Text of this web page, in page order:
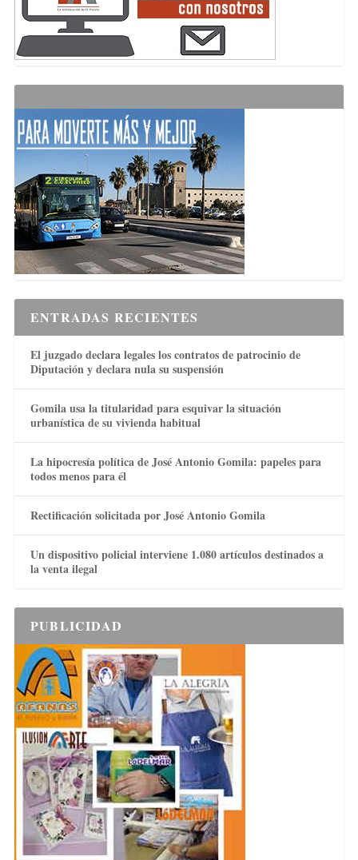
ENTRADAS RECIENTES
El juzgado declara legales los contratos de patrocinio de
Diputación y declara nula su suspensión
Gomila usa la titularidad para esquivar la situación
urbanística de su vivienda habitual
La hipocresía política de José Antonio Gomila: papeles para
todos menos para él
Rectificación solicitada por José Antonio Gomila
Un dispositivo policial interviene 1.080 artículos destinados a
la venta ilegal
PUBLICIDAD